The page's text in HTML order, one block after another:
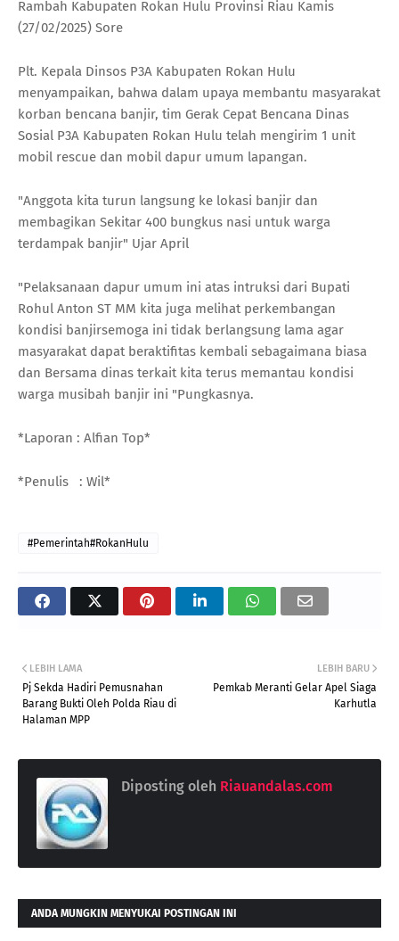
Rambah Kabupaten Rokan Hulu Provinsi Riau Kamis
(27/02/2025) Sore
Plt. Kepala Dinsos P3A Kabupaten Rokan Hulu
menyampaikan, bahwa dalam upaya membantu masyarakat
korban bencana banjir, tim Gerak Cepat Bencana Dinas
Sosial P3A Kabupaten Rokan Hulu telah mengirim 1 unit
mobil rescue dan mobil dapur umum lapangan.
"Anggota kita turun langsung ke lokasi banjir dan
membagikan Sekitar 400 bungkus nasi untuk warga
terdampak banjir" Ujar April
"Pelaksanaan dapur umum ini atas intruksi dari Bupati
Rohul Anton ST MM kita juga melihat perkembangan
kondisi banjirsemoga ini tidak berlangsung lama agar
masyarakat dapat beraktifitas kembali sebagaimana biasa
dan Bersama dinas terkait kita terus memantau kondisi
warga musibah banjir ini "Pungkasnya.
*Laporan : Alfian Top*
*Penulis : Wil*
#Pemerintah#RokanHulu
LEBIH BARU
Pemkab Meranti Gelar Apel Siaga
Karhutla
LEBIH LAMA
Pj Sekda Hadiri Pemusnahan
Barang Bukti Oleh Polda Riau di
Halaman MPP
Diposting oleh Riauandalas.com
ANDA MUNGKIN MENYUKAI POSTINGAN INI